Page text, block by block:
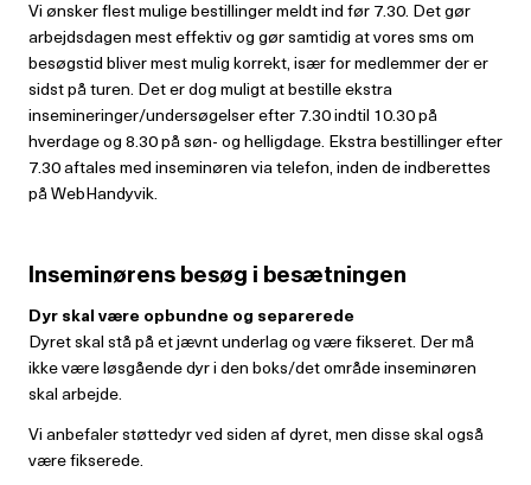
Vi ønsker flest mulige bestillinger meldt ind før 7.30. Det gør
arbejdsdagen mest effektiv og gør samtidig at vores sms om
besøgstid bliver mest mulig korrekt, især for medlemmer der er
sidst på turen. Det er dog muligt at bestille ekstra
insemineringer/undersøgelser efter 7.30 indtil 10.30 på
hverdage og 8.30 på søn- og helligdage. Ekstra bestillinger efter
7.30 aftales med inseminøren via telefon, inden de indberettes
på WebHandyvik.
Inseminørens besøg i besætningen
Dyr skal være opbundne og separerede
Dyret skal stå på et jævnt underlag og være fikseret. Der må
ikke være løsgående dyr i den boks/det område inseminøren
skal arbejde.
Vi anbefaler støttedyr ved siden af dyret, men disse skal også
være fikserede.